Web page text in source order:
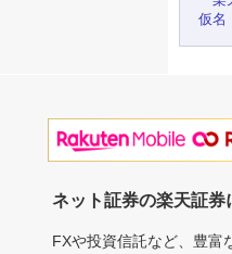
仮名
ネット証券の楽天証券
FXや投資信託など、豊富